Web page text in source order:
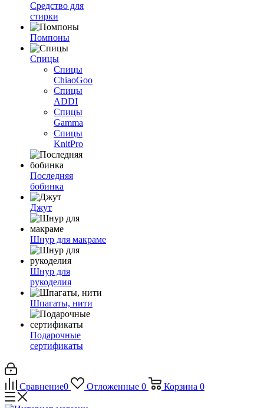
Средство для
стирки
Помпоны
Спицы
Спицы
ChiaoGoo
Спицы
ADDI
Спицы
Gamma
Спицы
KnitPro
Последняя
бобинка
Джут
Шнур для макраме
Шнур для
рукоделия
Шпагаты, нити
Подарочные
сертификаты
Сравнение0 Отложенные 0 Корзина 0